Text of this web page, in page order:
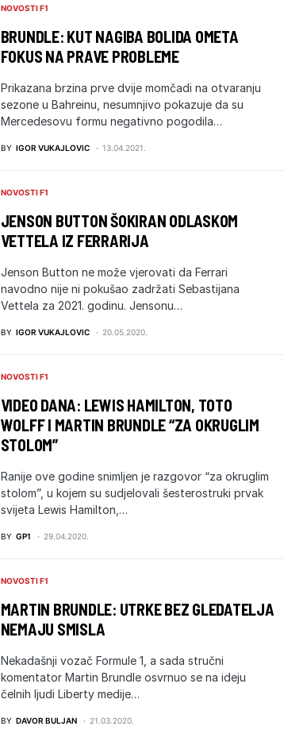
NOVOSTI F1
BRUNDLE: KUT NAGIBA BOLIDA OMETA
FOKUS NA PRAVE PROBLEME
Prikazana brzina prve dvije momčadi na otvaranju
sezone u Bahreinu, nesumnjivo pokazuje da su
Mercedesovu formu negativno pogodila…
BY IGOR VUKAJLOVIC 13.04.2021.
NOVOSTI F1
JENSON BUTTON ŠOKIRAN ODLASKOM
VETTELA IZ FERRARIJA
Jenson Button ne može vjerovati da Ferrari
navodno nije ni pokušao zadržati Sebastijana
Vettela za 2021. godinu. Jensonu…
BY IGOR VUKAJLOVIC 20.05.2020.
NOVOSTI F1
VIDEO DANA: LEWIS HAMILTON, TOTO
WOLFF I MARTIN BRUNDLE “ZA OKRUGLIM
STOLOM”
Ranije ove godine snimljen je razgovor “za okruglim
stolom”, u kojem su sudjelovali šesterostruki prvak
svijeta Lewis Hamilton,…
BY GP1 29.04.2020.
NOVOSTI F1
MARTIN BRUNDLE: UTRKE BEZ GLEDATELJA
NEMAJU SMISLA
Nekadašnji vozač Formule 1, a sada stručni
komentator Martin Brundle osvrnuo se na ideju
čelnih ljudi Liberty medije…
BY DAVOR BULJAN 21.03.2020.